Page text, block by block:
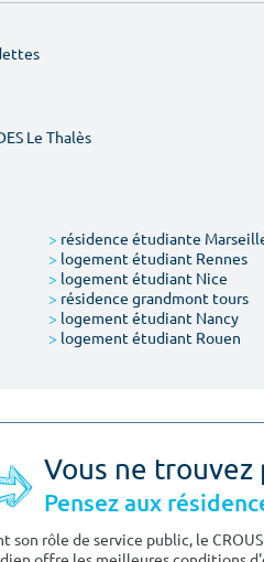
Le Thalès
> résidence étudiante
> logement étudiant Rennes
> logement étudiant Nice
> résidence grandmont tours
> logement étudiant Nancy
> logement étudiant Rouen
Vous ne trouvez
Pensez aux
son rôle de service public, le